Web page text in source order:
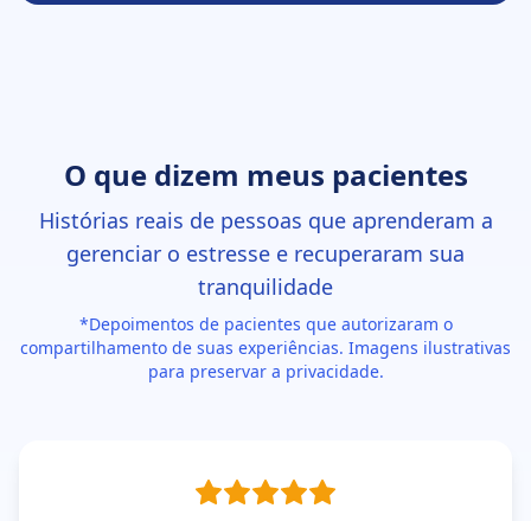
O que dizem meus pacientes
Histórias reais de pessoas que aprenderam a
gerenciar o estresse e recuperaram sua
tranquilidade
*Depoimentos de pacientes que autorizaram o
compartilhamento de suas experiências. Imagens ilustrativas
para preservar a privacidade.